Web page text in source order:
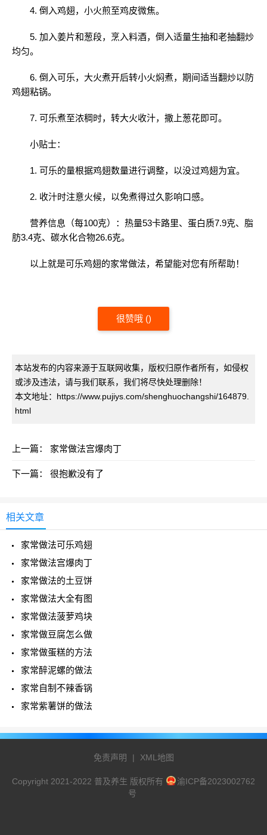
4. 倒入鸡翅，小火煎至鸡皮微焦。
5. 加入姜片和葱段，烹入料酒，倒入适量生抽和老抽翻炒
均匀。
6. 倒入可乐，大火煮开后转小火焖煮，期间适当翻炒以防
鸡翅粘锅。
7. 可乐煮至浓稠时，转大火收汁，撒上葱花即可。
小贴士：
1. 可乐的量根据鸡翅数量进行调整，以没过鸡翅为宜。
2. 收汁时注意火候，以免煮得过久影响口感。
营养信息（每100克）：热量53卡路里、蛋白质7.9克、脂
肪3.4克、碳水化合物26.6克。
以上就是可乐鸡翅的家常做法，希望能对您有所帮助！
很赞哦 ()
本站发布的内容来源于互联网收集，版权归原作者所有，如侵权
或涉及违法，请与我们联系，我们将尽快处理删除！
本文地址：https://www.pujiys.com/shenghuochangshi/164879.
html
上一篇： 家常做法宫爆肉丁
下一篇： 很抱歉没有了
相关文章
家常做法可乐鸡翅
家常做法宫爆肉丁
家常做法的土豆饼
家常做法大全有图
家常做法菠萝鸡块
家常做豆腐怎么做
家常做蛋糕的方法
家常醉泥螺的做法
家常自制不辣香锅
家常紫薯饼的做法
免责声明 | XML地图
Copyright 2021-2022 普及养生 版权所有
渝ICP备2023002762
号